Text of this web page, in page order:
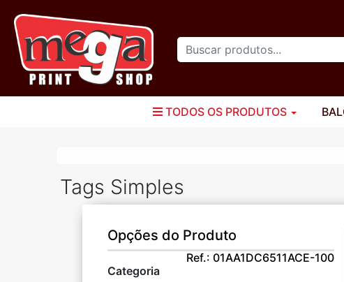
TODOS OS PRODUTOS
Tags Simples
Opções do Produto
Ref.: 01AA1DC6511ACE-100
Categoria